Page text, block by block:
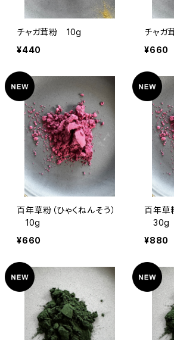
チャガ茸粉 10g
¥440
チャ
¥660
百年草粉（ひゃくねんそう）
10g
¥660
百年草
30g
¥880